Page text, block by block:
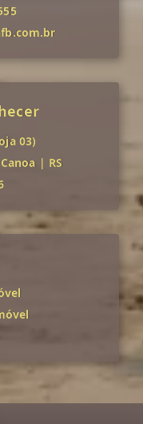
03)
| RS